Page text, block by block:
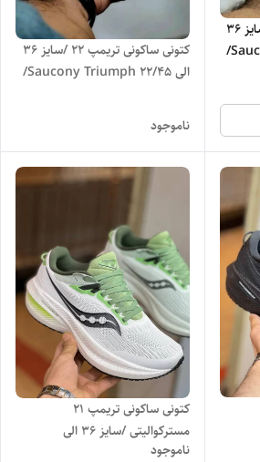
کتونی ساکونی تریمپ 22 /سایز 36
الی 45/Saucony Triumph 22/
کتونی ساکونی تریمپ 22 /سایز ۳۶
الی 45/Saucony Triumph 22/
ناموجود
کتونی ساکونی تریمپ 21
مسترکوالیتی /سایز 36 الی
ناموجود